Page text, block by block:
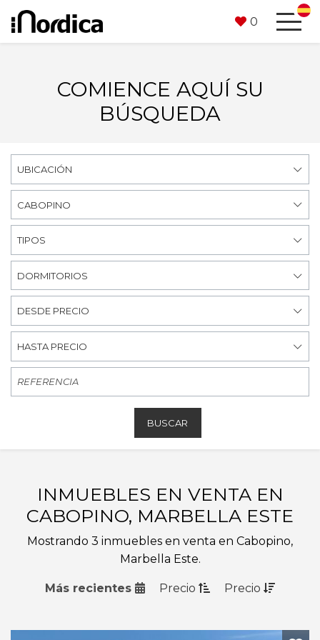
0
COMIENCE AQUÍ SU
BÚSQUEDA
UBICACIÓN
CABOPINO
TIPOS
DORMITORIOS
DESDE PRECIO
HASTA PRECIO
BUSCAR
INMUEBLES EN VENTA EN
CABOPINO, MARBELLA ESTE
Mostrando 3 inmuebles en venta en Cabopino,
Marbella Este.
Más recientes Precio Precio